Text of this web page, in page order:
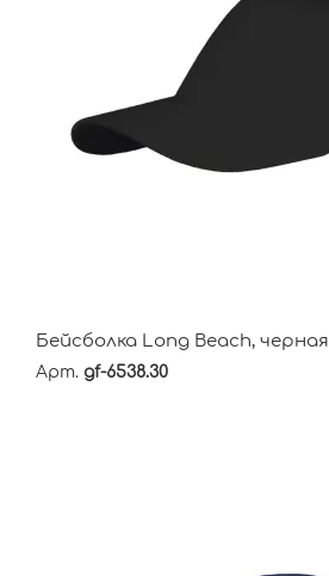
Бейсболка Long Beach, черная
Арт. gf-6538.30